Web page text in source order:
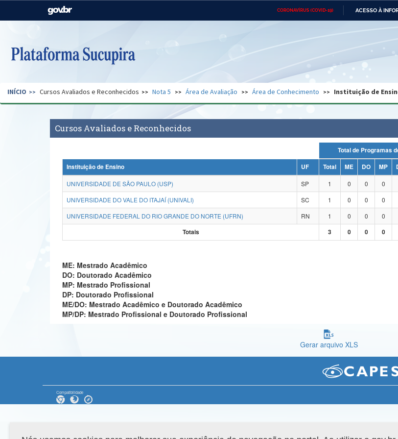
CORONAVÍRUS (COVID-19) ACESSO À
Casa Civil Ministério das Relações
Pecuária e Abastecimento
Ministério do Desenvolvimento
Regional
Secretaria de Governo Gabinete de Segurança Advocacia-Geral da União Banco Central do Brasil
INÍCIO Cursos Avaliados e Reconhecidos Nota 5 Área de Avaliação Área de Conhecimento Instituição de
Cursos Avaliados e Reconhecidos
Instituição de Ensino
UF Total ME DO MP
UNIVERSIDADE DE SÃO PAULO (USP)
SP 1 0 0 0
UNIVERSIDADE DO VALE DO ITAJAÍ (UNIVALI)
SC 1 0 0 0
UNIVERSIDADE FEDERAL DO RIO GRANDE DO NORTE (UFRN)
RN 1 0 0 0
Totais
3 0 0 0
ME: Mestrado Acadêmico
DO: Doutorado Acadêmico
MP: Mestrado Profissional
DP: Doutorado Profissional
ME/DO: Mestrado Acadêmico e Doutorado Acadêmico
MP/DP: Mestrado Profissional e Doutorado Profissional
Gerar arquivo XLS
Compatibilidade